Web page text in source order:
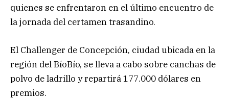
quienes se enfrentaron en el último encuentro de
la jornada del certamen trasandino.
El Challenger de Concepción, ciudad ubicada en la
región del BíoBío, se lleva a cabo sobre canchas de
polvo de ladrillo y repartirá 177.000 dólares en
premios.